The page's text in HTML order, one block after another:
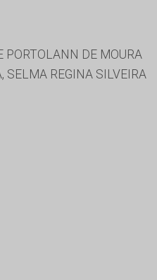
PORTOLANN DE MOURA
SELMA REGINA SILVEIRA